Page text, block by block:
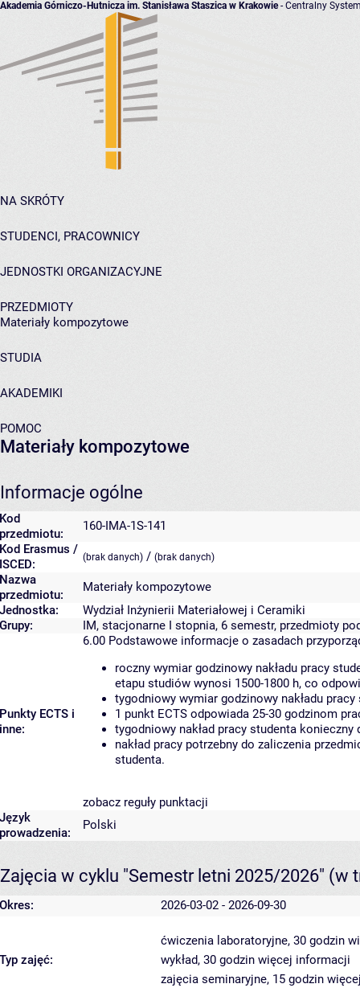
Akademia Górniczo-Hutnicza im. Stanisława Staszica w Krakowie- Centralny
NA SKRÓTY
STUDENCI, PRACOWNICY
JEDNOSTKI ORGANIZACYJNE
PRZEDMIOTY
Materiały kompozytowe
STUDIA
AKADEMIKI
POMOC
Materiały kompozytowe
Informacje ogólne
Kod
przedmiotu:
160-IMA-1S-141
Kod Erasmus /
ISCED:
(brak danych) / (brak danych)
Nazwa
przedmiotu:
Materiały kompozytowe
Jednostka:
Wydział Inżynierii Materiałowej i Ceramiki
Grupy:
IM, stacjonarne I stopnia, 6 semestr, przedmioty
Punkty ECTS i
inne:
6.00 Podstawowe informacje o zasadach
roczny wymiar godzinowy nakładu pracy
etapu studiów wynosi 1500-1800 h, co
tygodniowy wymiar godzinowy nakładu
1 punkt ECTS odpowiada 25-30 godzinom
tygodniowy nakład pracy studenta
nakład pracy potrzebny do zaliczenia
studenta.
zobacz reguły punktacji
Język
prowadzenia:
Polski
Zajęcia w cyklu "Semestr letni 2025/2026" (w
Okres: 2026-03-02 - 2026-09-30
Typ zajęć:
ćwiczenia laboratoryjne, 30 godzin
wykład, 30 godzin więcej informacji
zajęcia seminaryjne, 15 godzin